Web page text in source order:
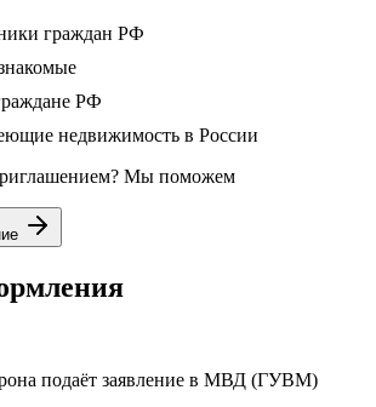
граждан РФ
РФ
недвижимость в России
Мы поможем
подаёт заявление в МВД (ГУВМ)